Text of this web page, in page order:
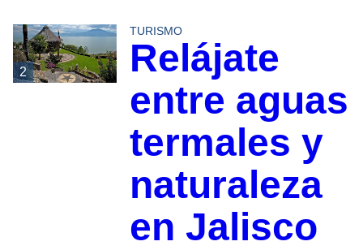
2
TURISMO
Relájate
entre aguas
termales y
naturaleza
en Jalisco